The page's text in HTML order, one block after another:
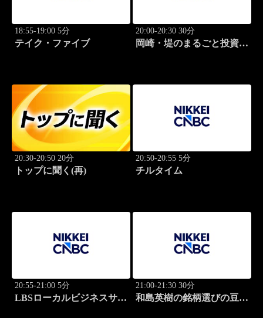
18:55-19:00 5分
テイク・ファイブ
20:00-20:30 30分
岡崎・堤のまるごと投資道
20:30-20:50 20分
トップに聞く(再)
20:50-20:55 5分
チルタイム
20:55-21:00 5分
LBSローカルビジネスサテ
21:00-21:30 30分
和島英樹の銘柄選びの豆知